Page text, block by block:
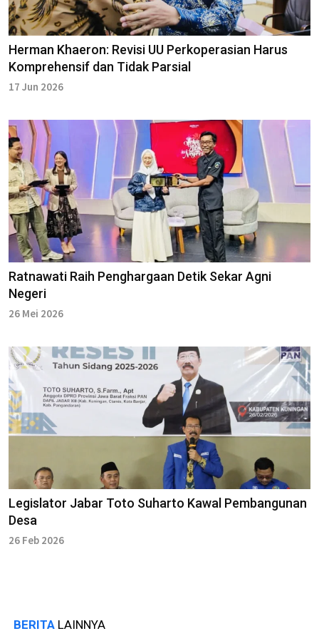
Herman Khaeron: Revisi UU Perkoperasian Harus
Komprehensif dan Tidak Parsial
17 Jun 2026
Ratnawati Raih Penghargaan Detik Sekar Agni
Negeri
26 Mei 2026
Legislator Jabar Toto Suharto Kawal Pembangunan
Desa
26 Feb 2026
BERITA LAINNYA